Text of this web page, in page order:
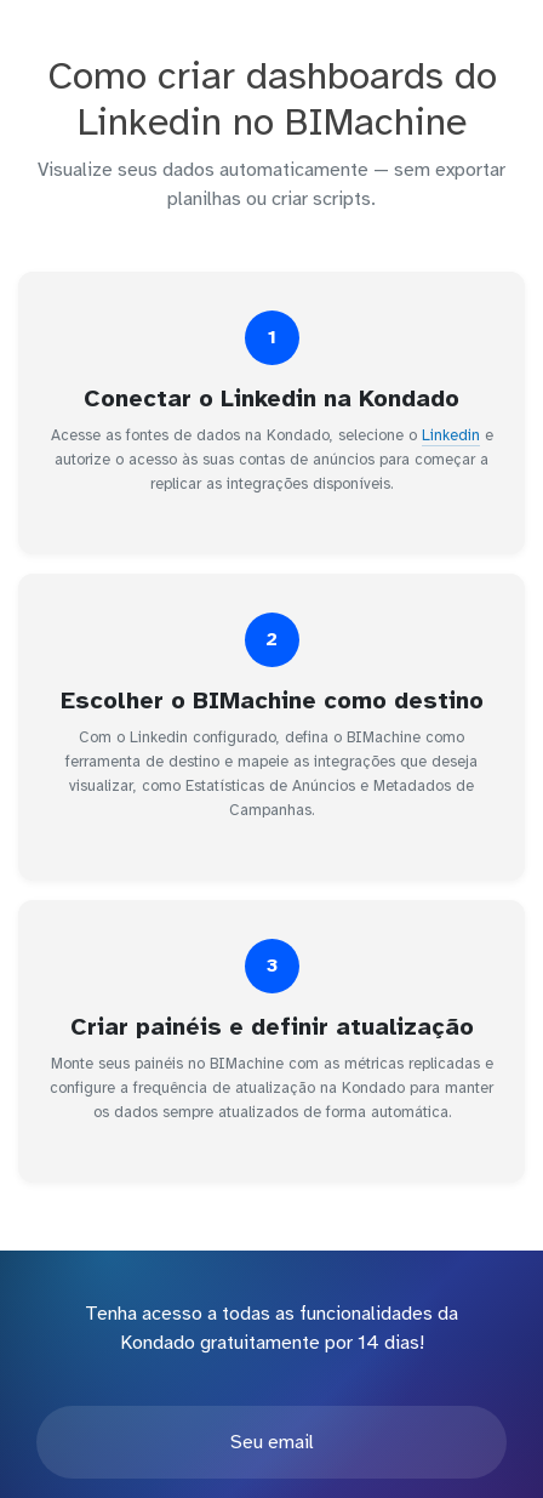
Como criar dashboards do
Linkedin no BIMachine
Visualize seus dados automaticamente — sem exportar
planilhas ou criar scripts.
1
Conectar o Linkedin na Kondado
Acesse as fontes de dados na Kondado, selecione o Linkedin e
autorize o acesso às suas contas de anúncios para começar a
replicar as integrações disponíveis.
2
Escolher o BIMachine como destino
Com o Linkedin configurado, defina o BIMachine como
ferramenta de destino e mapeie as integrações que deseja
visualizar, como Estatísticas de Anúncios e Metadados de
Campanhas.
3
Criar painéis e definir atualização
Monte seus painéis no BIMachine com as métricas replicadas e
configure a frequência de atualização na Kondado para manter
os dados sempre atualizados de forma automática.
Tenha acesso a todas as funcionalidades da
Kondado gratuitamente por 14 dias!